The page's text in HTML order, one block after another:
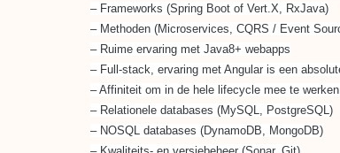
– Frameworks (Spring Boot of Vert.X, RxJava)
– Methoden (Microservices, CQRS / Event
– Ruime ervaring met Java8+ webapps
– Full-stack, ervaring met Angular is een
– Affiniteit om in de hele lifecycle mee te
– Relationele databases (MySQL, PostgreSQL)
– NOSQL databases (DynamoDB, MongoDB)